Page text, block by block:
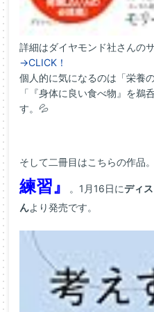
詳細はダイヤモンド社さんの
→CLICK！
個人的に気になるのは「栄養
「『身体に良い食べ物』を鵜
す。💦
そして二冊目はこちらの作品。
練習』
。1月16日にディ
んより発売です。